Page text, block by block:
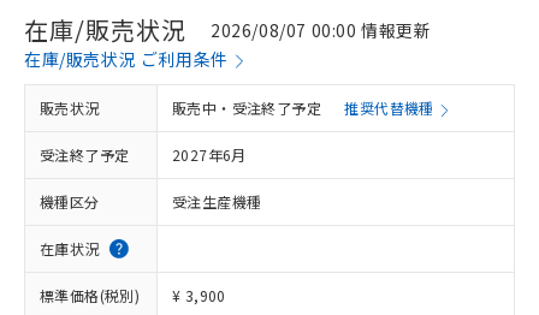
在庫/販売状況
2026/08/07 00:00 情報更新
在庫/販売状況 ご利用条件
販売状況 販売中・受注終了予定 推奨代替機種
受注終了予定 2027年6月
機種区分 受注生産機種
在庫状況
標準価格(税別) ¥ 3,900